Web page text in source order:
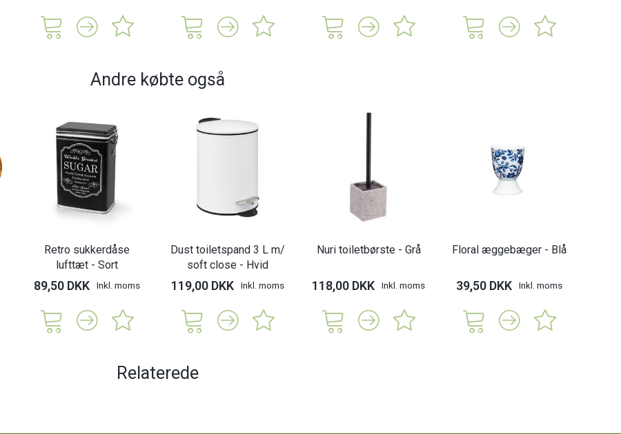
Andre købte også
Retro sukkerdåse
lufttæt - Sort
89,50 DKK Inkl. moms
Dust toiletspand 3 L m/
soft close - Hvid
119,00 DKK Inkl. moms
Nuri toiletbørste - Grå
118,00 DKK Inkl. moms
Floral æggebæger - Blå
39,50 DKK Inkl. moms
Relaterede